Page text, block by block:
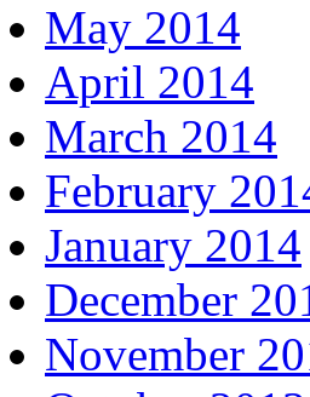
May 2014
April 2014
March 2014
February
January 2014
December
November